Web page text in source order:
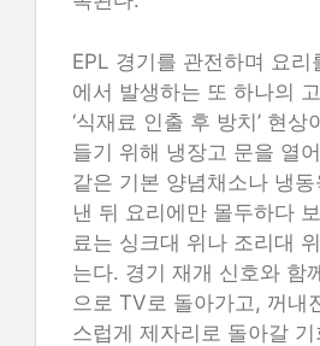
EPL 경기를 관전하며 요리
에서 발생하는 또 하나의
‘식재료 인출 후 방치’ 현
들기 위해 냉장고 문을 열
같은 기본 양념채소나 냉
낸 뒤 요리에만 몰두하다
료는 싱크대 위나 조리대
는다. 경기 재개 신호와 함
으로 TV로 돌아가고, 꺼내
스럽게 제자리로 돌아갈